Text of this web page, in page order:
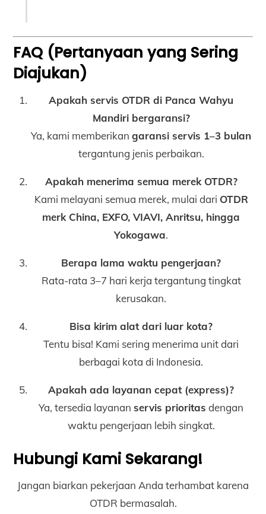
FAQ (Pertanyaan yang Sering
Diajukan)
Apakah servis OTDR di Panca Wahyu
Mandiri bergaransi?
Ya, kami memberikangaransi servis 1–3 bulan
tergantung jenis perbaikan.
Apakah menerima semua merek OTDR?
Kami melayani semua merek, mulai dari OTDR
merk China, EXFO, VIAVI, Anritsu, hingga
Yokogawa.
Berapa lama waktu pengerjaan?
Rata-rata 3–7 hari kerja tergantung tingkat
kerusakan.
Bisa kirim alat dari luar kota?
Tentu bisa! Kami sering menerima unit dari
berbagai kota di Indonesia.
Apakah ada layanan cepat (express)?
Ya, tersedia layananservis prioritas dengan
waktu pengerjaan lebih singkat.
Hubungi Kami Sekarang!
Jangan biarkan pekerjaan Anda terhambat karena
OTDR bermasalah.